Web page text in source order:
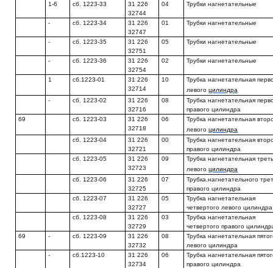
1-6
сб. 1223-33
31 226
32744
04 Трубки нагнетательные
- сб. 1223-34
31 226
32747
01 Трубки нагнетательные
- сб. 1223-35
31 226
32751
05 Трубки нагнетательные
- сб. 1223-36
31 226
32754
02 Трубки нагнетательные
1 сб.1223-01
31 226
32714
10
Трубка нагнетательная
левого цилиндра
-
сб. 1223-02
31 226
32716
08
Трубка нагнетательная
правого цилиндра
69
сб. 1223-03
31 226
32718
06
Трубка нагнетательная
левого цилиндра
сб. 1223-04
31 226
32721
00
Трубка нагнетательная
правого цилиндра
сб. 1223-05
31 226
32723
09
Трубка нагнетательная
левого цилиндра
сб. 1223-06
31 226
32725
07
Трубка.нагнетательного
правого цилиндра
сб. 1223-07
31 226
32727
05
Трубка нагнетательная
четвертого левого цилиндра
сб. 1223-08
31 226
32729
03
Трубка нагнетательная
четвертого правого
69
- сб. 1223-09
31 226
32732
08
Трубка нагнетательная
левого цилиндра
-
сб.1223-10
31 226
32734
06
Трубка нагнетательная
правого цилиндра